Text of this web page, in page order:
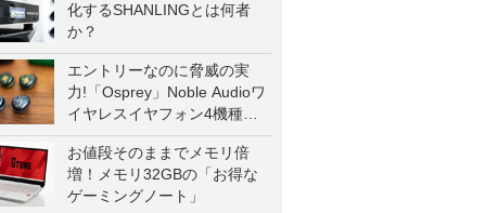
化するSHANLINGとは何者
か？
エントリーなのに脅威の実
力!「Osprey」Noble Audioワ
イヤレスイヤフォン4機種を
一気に聴く
お値段そのままでメモリ倍
増！メモリ32GBの「お得な
ゲーミングノート」